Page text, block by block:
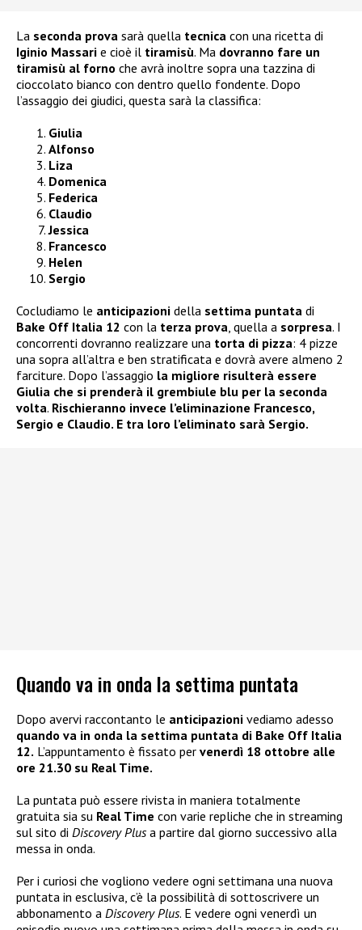
La seconda prova sarà quella tecnica con una ricetta di
Iginio Massari e cioè il tiramisù. Ma dovranno fare un
tiramisù al forno che avrà inoltre sopra una tazzina di
cioccolato bianco con dentro quello fondente. Dopo
l’assaggio dei giudici, questa sarà la classifica:
Giulia
Alfonso
Liza
Domenica
Federica
Claudio
Jessica
Francesco
Helen
Sergio
Cocludiamo le anticipazioni della settima puntata di
Bake Off Italia 12 con la terza prova, quella a sorpresa. I
concorrenti dovranno realizzare una torta di pizza: 4 pizze
una sopra all’altra e ben stratificata e dovrà avere almeno 2
farciture. Dopo l’assaggio la migliore risulterà essere
Giulia che si prenderà il grembiule blu per la seconda
volta. Rischieranno invece l’eliminazione Francesco,
Sergio e Claudio. E tra loro l’eliminato sarà Sergio.
Quando va in onda la settima puntata
Dopo avervi raccontanto le anticipazioni vediamo adesso
quando va in onda la settima puntata di Bake Off Italia
12. L’appuntamento è fissato per venerdì 18 ottobre alle
ore 21.30 su Real Time.
La puntata può essere rivista in maniera totalmente
gratuita sia su Real Time con varie repliche che in streaming
sul sito di Discovery Plusa partire dal giorno successivo alla
messa in onda.
Per i curiosi che vogliono vedere ogni settimana una nuova
puntata in esclusiva, c’è la possibilità di sottoscrivere un
abbonamento a Discovery Plus. E vedere ogni venerdì un